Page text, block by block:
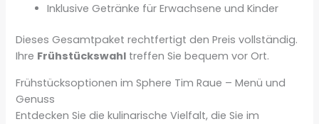
Inklusive Getränke für Erwachsene und Kinder
Dieses Gesamtpaket rechtfertigt den Preis vollständig.
Ihre Frühstückswahl treffen Sie bequem vor Ort.
Frühstücksoptionen im Sphere Tim Raue – Menü und
Genuss
Entdecken Sie die kulinarische Vielfalt, die Sie im